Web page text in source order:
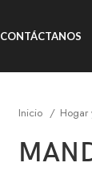
CONTÁCTANOS
Inicio Hogar